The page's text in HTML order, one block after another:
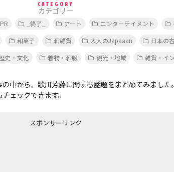
CATEGORY
カテゴリー
_終了_ アート エンターテイメント
和菓子 和雑貨 大人のJapaaan
日本の
歴史・文化 着物・和服 観光・地域 雑貨・イ
中から、歌川芳藤に関する話題をまとめてみました
ェックできます。
スポンサーリンク